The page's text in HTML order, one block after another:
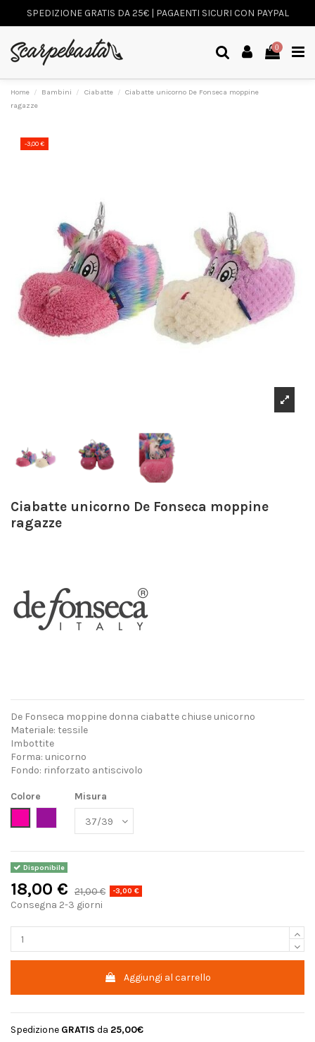
SPEDIZIONE GRATIS DA 25€ | PAGAENTI SICURI CON PAYPAL
0
Home Bambini Ciabatte
Ciabatte unicorno De Fonseca moppine
ragazze
-3,00 €
Ciabatte unicorno De Fonseca moppine
ragazze
De Fonseca moppine donna ciabatte chiuse unicorno
Materiale: tessile
Imbottite
Forma: unicorno
Fondo: rinforzato antiscivolo
Colore
Misura
Disponibile
18,00 € 21,00 € -3,00 €
Consegna 2-3 giorni
Aggiungi al carrello
Spedizione GRATIS da 25,00€